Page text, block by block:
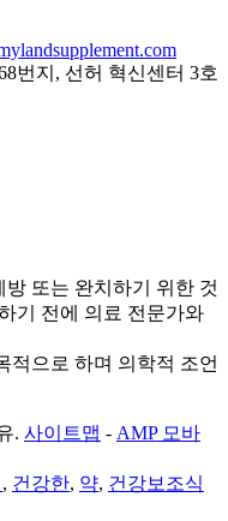
번지, 선허 혁신센터 3호
또는 완치하기 위한 것
기 전에 의료 전문가와
적으로 하며 의학적 조언
. 사이트맵 - AMP 모바
, 건강한, 약, 건강보조식